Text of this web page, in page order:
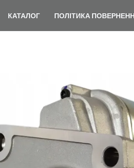
КАТАЛОГ ПОЛІТИКА